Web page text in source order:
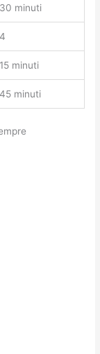
30 minuti
4
15 minuti
45 minuti